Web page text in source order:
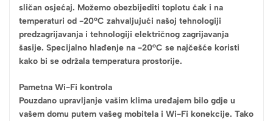
sličan osjećaj. Možemo obezbijediti toplotu čak i na
temperaturi od -20°C zahvaljujući našoj tehnologiji
predzagrijavanja i tehnologiji električnog zagrijavanja
šasije. Specijalno hlađenje na -20°C se najčešće koristi
kako bi se održala temperatura prostorije.
Pametna Wi-Fi kontrola
Pouzdano upravljanje vašim klima uređajem bilo gdje u
vašem domu putem vašeg mobitela i Wi-Fi konekcije. Tako